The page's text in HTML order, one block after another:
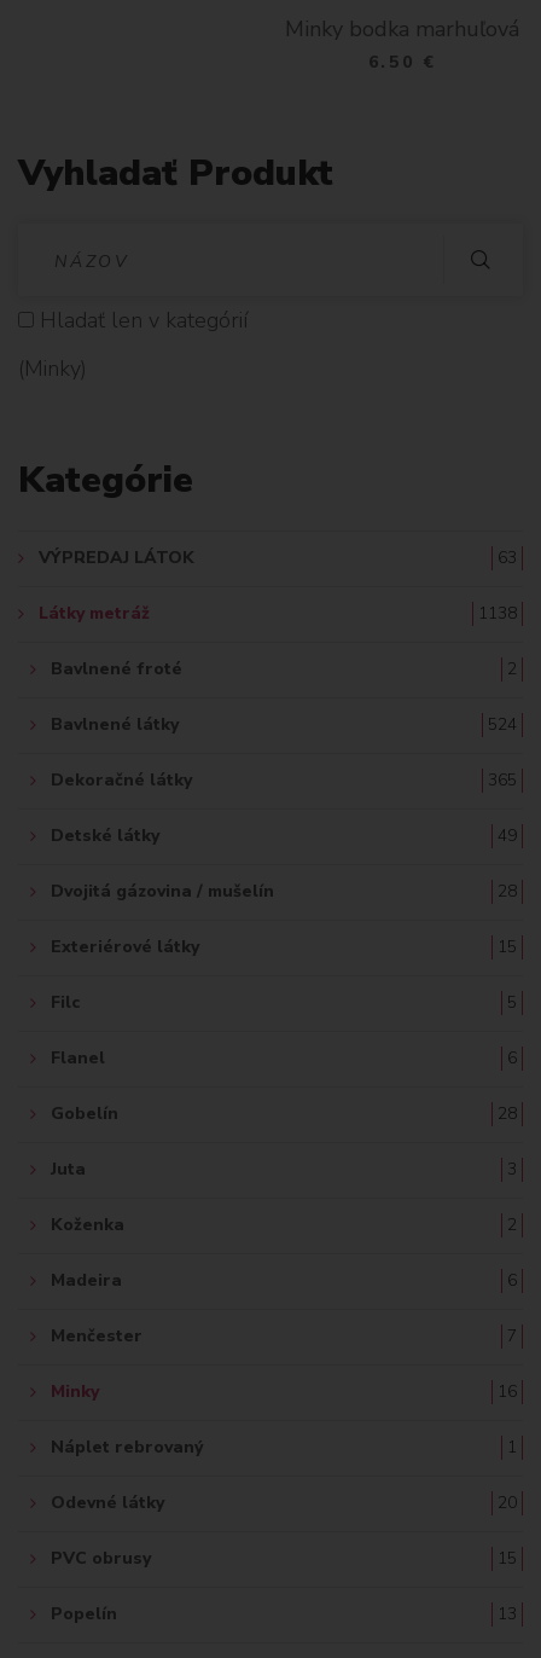
Minky bodka marhuľová
Vyhladať Produkt
D
Hladať len v kategórií
(Minky)
Kategórie
VÝPREDAJ LÁTOK 63
Látky metráž 1138
Bavlnené froté 2
Bavlnené látky 524
Dekoračné látky 365
Detské látky 49
Dvojitá gázovina / mušelín 28
Exteriérové látky 15
Filc 5
Flanel 6
Gobelín 28
Juta 3
Koženka 2
Madeira 6
Menčester 7
Minky 16
Náplet rebrovaný 1
Odevné látky 20
PVC obrusy 15
Popelín 13